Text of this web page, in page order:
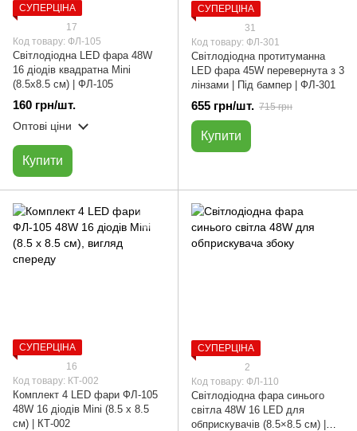
СУПЕРЦІНА
17
Код товару: ФЛ-105
Світлодіодна LED фара 48W
16 діодів квадратна Mini
(8.5х8.5 см) | ФЛ-105
160 грн/шт.
Оптові ціни
Купити
СУПЕРЦІНА
31
Код товару: ФЛ-301
Світлодіодна протитуманна
LED фара 45W перевернута з 3
лінзами | Під бампер | ФЛ-301
655 грн/шт. 715 грн
Купити
СУПЕРЦІНА
16
Код товару: КТ-002
Комплект 4 LED фари ФЛ-105
48W 16 діодів Мini (8.5 х 8.5
см) | КТ-002
СУПЕРЦІНА
2
Код товару: ФЛ-110
Світлодіодна фара синього
світла 48W 16 LED для
обприскувачів (8.5×8.5 см) |